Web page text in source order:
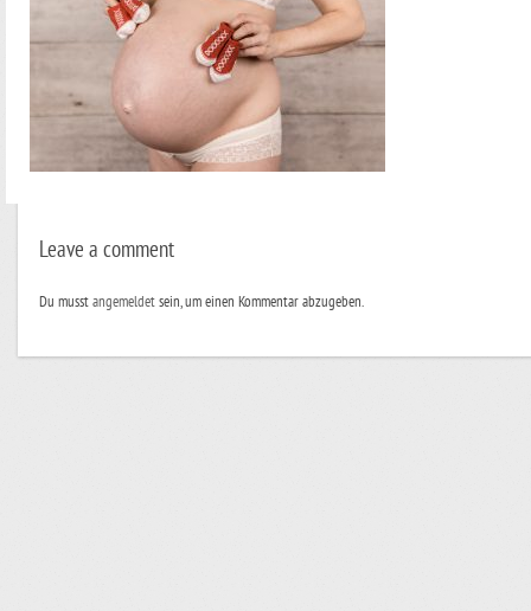
Leave a comment
Du musstangemeldetsein, um einen Kommentar abzugeben.